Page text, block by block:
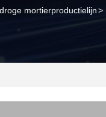
droge mortierproductielijn>